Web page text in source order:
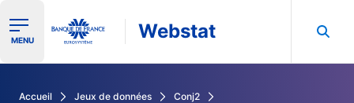
Ouvrir le menu de navigation
MENU Webstat
Accueil Jeux de données
Conj2